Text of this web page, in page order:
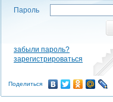
Пароль
забыли пароль?
зарегистрироваться
Поделиться